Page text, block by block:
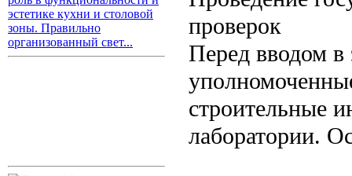
эстетике кухни и столовой
зоны. Правильно
организованный свет...
проверок
Перед вводом в
строительные
лаборатории.